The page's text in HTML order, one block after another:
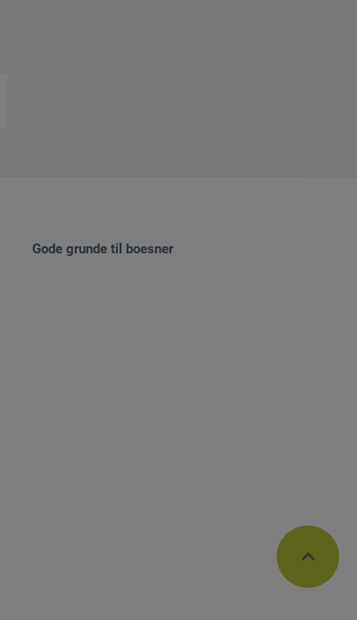
Gode grunde til boesner